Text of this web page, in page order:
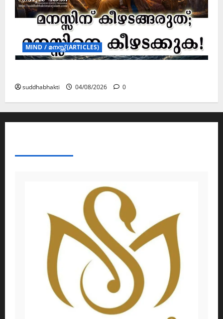
MIND / മനസ്സ് (ARTICLES)
suddhabhakti 04/08/2026 0